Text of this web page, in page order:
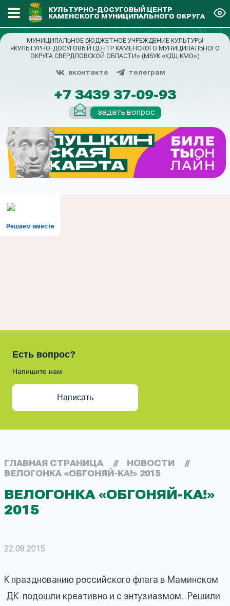
КУЛЬТУРНО-ДОСУГОВЫЙ ЦЕНТР
КАМЕНСКОГО МУНИЦИПАЛЬНОГО ОКРУГА
МУНИЦИПАЛЬНОЕ БЮДЖЕТНОЕ УЧРЕЖДЕНИЕ КУЛЬТУРЫ
«КУЛЬТУРНО-ДОСУГОВЫЙ ЦЕНТР КАМЕНСКОГО МУНИЦИПАЛЬНОГО
ОКРУГА СВЕРДЛОВСКОЙ ОБЛАСТИ» (МБУК «КДЦ КМО»)
вконтакте телеграм
+7 3439 37-09-93
задать вопрос
Решаем вместе
Есть вопрос?
Напишите нам
Написать
ГЛАВНАЯ СТРАНИЦА // НОВОСТИ
//
ВЕЛОГОНКА «ОБГОНЯЙ-КА!» 2015
ВЕЛОГОНКА «ОБГОНЯЙ-КА!»
2015
22.08.2015
К празднованию российского флага в Маминском
ДК подошли креативно и с энтузиазмом. Решили